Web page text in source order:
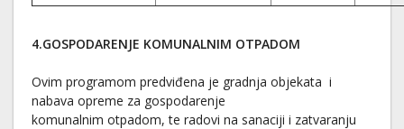
4.GOSPODARENJE KOMUNALNIM OTPADOM
Ovim programom predviđena je gradnja objekata i
nabava opreme za gospodarenje
komunalnim otpadom, te radovi na sanaciji i zatvaranju